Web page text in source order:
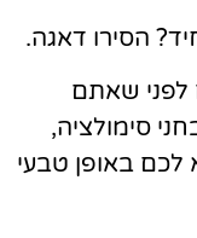
הסירו דאגה.
לפני שאתם
סימולציה,
לכם באופן טבעי